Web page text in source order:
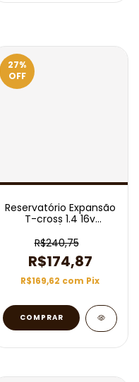
27%
OFF
Reservatório Expansão
T-cross 1.4 16v
R$240,75
R$174,87
R$169,62 com Pix